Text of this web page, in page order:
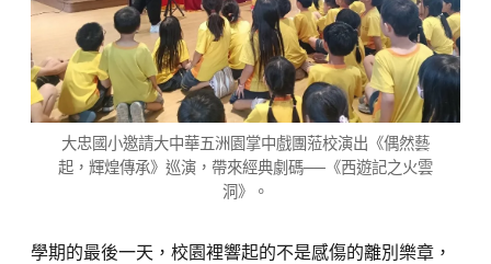
大忠國小邀請大中華五洲園掌中戲團蒞校演出《偶然藝
起，輝煌傳承》巡演，帶來經典劇碼──《西遊記之火雲
洞》。
學期的最後一天，校園裡響起的不是感傷的離別樂章，